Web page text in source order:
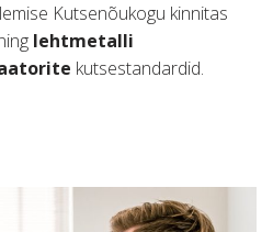
Kutsenõukogu kinnitas
lehtmetalli
kutsestandardid.